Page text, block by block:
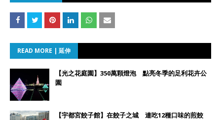
READ MORE | 延伸
【光之花庭園】350萬顆燈泡 點亮冬季的足利花卉公
園
【宇都宮餃子館】在餃子之城 連吃12種口味的煎餃